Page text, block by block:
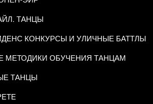
ТАНЦЫ
КОНКУРСЫ И УЛИЧНЫЕ БАТТЛЫ
МЕТОДИКИ ОБУЧЕНИЯ ТАНЦАМ
ТАНЦЫ